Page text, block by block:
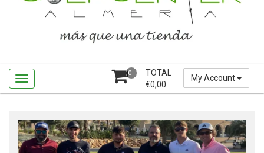
My Account
0
TOTAL
€0,00